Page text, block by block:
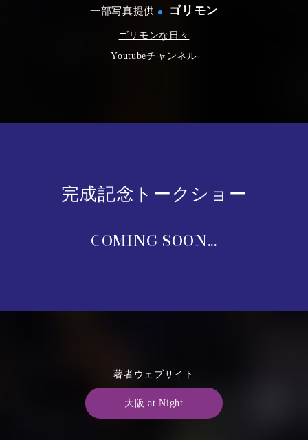
一部写真提供 ゴリモン
ゴリモンな日々
Youtubeチャンネル
完成記念トークショー
COMING SOON...
著者ウェブサイト
大阪 at Night